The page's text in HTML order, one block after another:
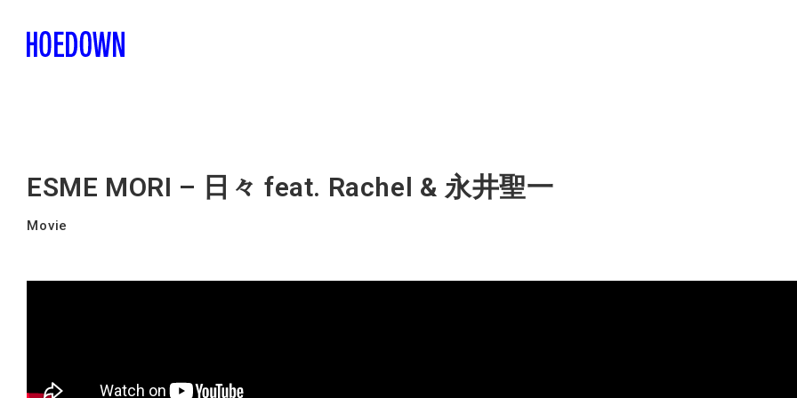
ESME MORI – 日々 feat. Rachel & 永井聖一
Movie